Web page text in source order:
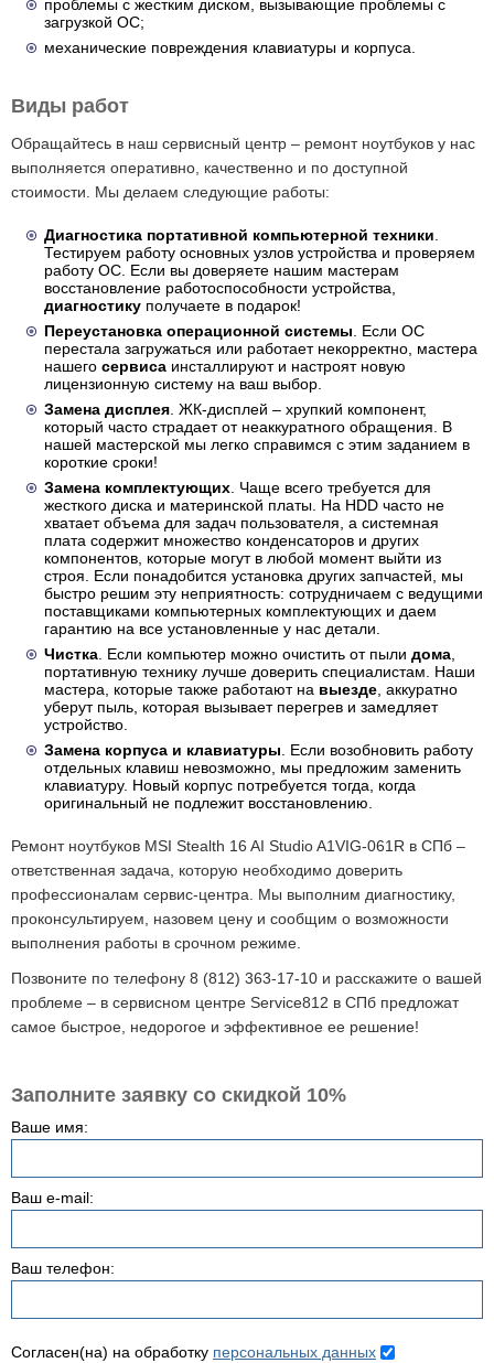
проблемы с жестким диском, вызывающие проблемы с
загрузкой ОС;
механические повреждения клавиатуры и корпуса.
Виды работ
Обращайтесь в наш сервисный центр – ремонт ноутбуков у нас
выполняется оперативно, качественно и по доступной
стоимости. Мы делаем следующие работы:
Диагностика портативной компьютерной техники
Тестируем работу основных узлов устройства и проверяем
работу ОС. Если вы доверяете нашим мастерам
восстановление работоспособности устройства,
диагностику получаете в подарок!
Переустановка операционной системы . Если ОС
перестала загружаться или работает некорректно, мастера
нашего сервиса инсталлируют и настроят новую
лицензионную систему на ваш выбор.
Замена дисплея . ЖК-дисплей – хрупкий компонент,
который часто страдает от неаккуратного обращения. В
нашей мастерской мы легко справимся с этим заданием в
короткие сроки!
Замена комплектующих . Чаще всего требуется для
жесткого диска и материнской платы. На HDD часто не
хватает объема для задач пользователя, а системная
плата содержит множество конденсаторов и других
компонентов, которые могут в любой момент выйти из
строя. Если понадобится установка других запчастей, мы
быстро решим эту неприятность: сотрудничаем с ведущими
поставщиками компьютерных комплектующих и даем
гарантию на все установленные у нас детали.
Чистка . Если компьютер можно очистить от пыли дома
портативную технику лучше доверить специалистам. Наши
мастера, которые также работают на выезде , аккуратно
уберут пыль, которая вызывает перегрев и замедляет
устройство.
Замена корпуса и клавиатуры . Если возобновить работу
отдельных клавиш невозможно, мы предложим заменить
клавиатуру. Новый корпус потребуется тогда, когда
оригинальный не подлежит восстановлению.
Ремонт ноутбуков MSI Stealth 16 AI Studio A1VIG-061R в СПб –
ответственная задача, которую необходимо доверить
профессионалам сервис-центра. Мы выполним диагностику,
проконсультируем, назовем цену и сообщим о возможности
выполнения работы в срочном режиме.
Позвоните по телефону 8 (812) 363-17-10 и расскажите о вашей
проблеме – в сервисном центре Service812 в СПб предложат
самое быстрое, недорогое и эффективное ее решение!
Заполните заявку со скидкой 10%
Ваше имя:
Ваш e-mail:
Ваш телефон:
Согласен(на) на обработку персональных данных